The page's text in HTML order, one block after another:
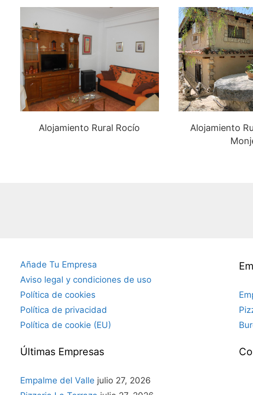
Alojamiento Rural Rocío
Alojamiento
Añade Tu Empresa
Aviso legal y condiciones de uso
Política de cookies
Política de privacidad
Política de cookie (EU)
Últimas Empresas
Empalme del Valle julio 27, 2026